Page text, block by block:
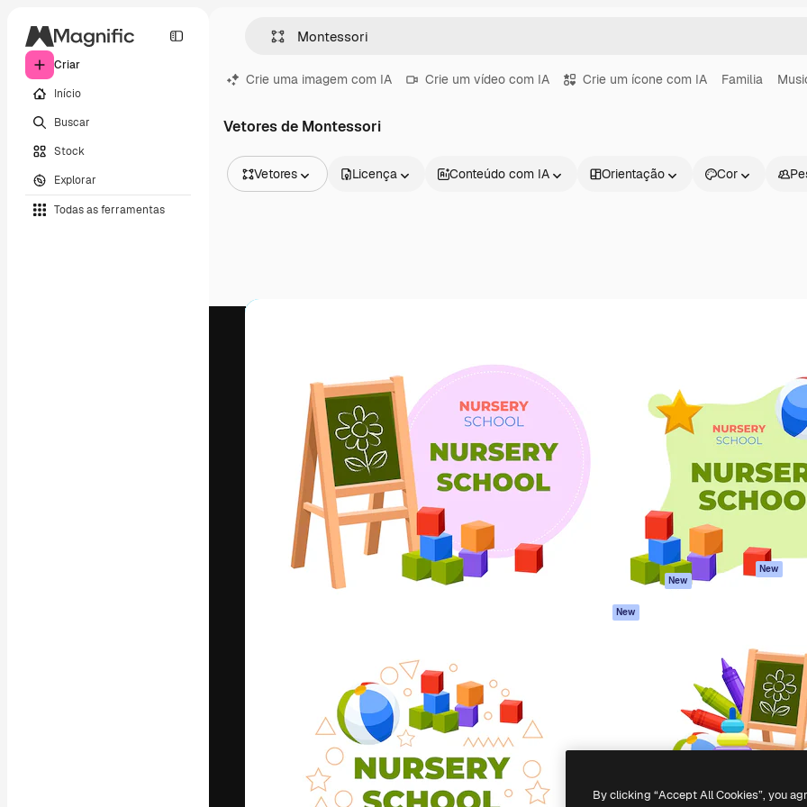
Criar
Início
Buscar
Stock
Explorar
Todas as ferramentas
Crie uma imagem com IA Crie um vídeo com IA Crie um ícone com IA Familia
Vetores de Montessori
Vetores
Vídeos
Licença Conteúdo com IA Orientação Cor
A plataforma criativa para você direcionar
seu melhor trabalho. Mais de 1 milhão de
assinantes entre criativos, empresas,
agências e estúdios.
Português
Spaces
Assistente de IA
Gerador de
imagens
Gerador de vídeos
Texto para voz
Conteúdo de stock
Claude/ChatGPT
New
New
Começar
Academy
Documentação
Atendimento
Termos e
condições
Política de
privacidade
Originais
New
Afiliados
Empresas
Copyright © 2010- 2026 Freepik Company S.L.U. Todos os direitos reservados.
By clicking “Accept All Cookies”, you